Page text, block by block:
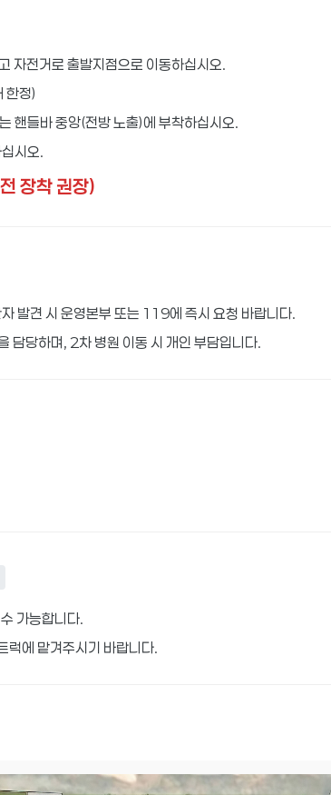
자전거로 출발지점으로 이동하십시오.
한정)
핸들바 중앙(전방 노출)에 부착하십시오.
시오.
장착 권장)
발견 시 운영본부 또는 119에 즉시 요청 바랍니다.
담당하며, 2차 병원 이동 시 개인 부담입니다.
가능합니다.
럭에 맡겨주시기 바랍니다.